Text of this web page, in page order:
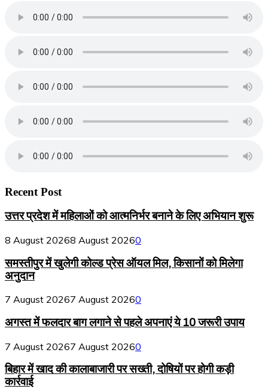
Recent Post
उत्तर प्रदेश में महिलाओं को आत्मनिर्भर बनाने के लिए अभियान शुरू
8 August 20268 August 20260
समस्तीपुर में खुलेगी कोल्ड प्रेस ऑयल मिल, किसानों को मिलेगा
अनुदान
7 August 20267 August 20260
अगस्त में फलदार बाग लगाने से पहले अपनाएं ये 10 जरूरी उपाय
7 August 20267 August 20260
बिहार में खाद की कालाबाजारी पर सख्ती, दोषियों पर होगी कड़ी
कार्रवाई